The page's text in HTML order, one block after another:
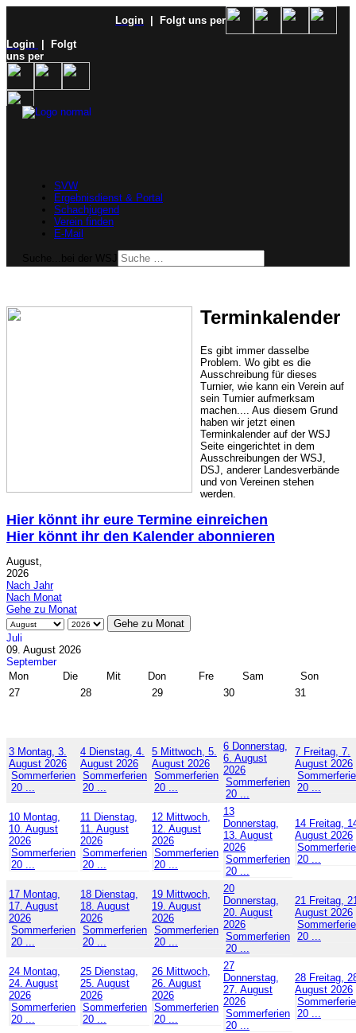
Login
| Folgt uns per
Login
| Folgt
uns per
SVW
Ergebnisdienst & Portal
Schachjugend
Verein finden
E-Mail
Terminkalender
Es gibt immer dasselbe
Problem. Wo gibt es die
Ausschreibung für dieses
Turnier, wie kann ein Verein auf
sein Turnier aufmerksam
machen.... Aus diesem Grund
haben wir jetzt einen
Terminkalender auf der WSJ
Seite eingerichtet in dem
Ausschreibungen der WSJ,
DSJ, anderer Landesverbände
und von Vereinen stehen
werden.
Hier könnt ihr eure Termine einreichen
Hier könnt ihr den Kalender abonnieren
August,
2026
Nach Jahr
Nach Monat
Gehe zu Monat
Gehe zu Monat
Juli
09. August 2026
September
Mon
Die Mit Don Fre Sam
Son
27
28 29 30 31
3 Montag, 3.
August 2026
Sommerferien
20 ...
4 Dienstag, 4.
August 2026
Sommerferien
20 ...
5 Mittwoch, 5.
August 2026
Sommerferien
20 ...
6 Donnerstag,
6. August
2026
Sommerferien
20 ...
7 Freitag, 7.
August 2026
20 ...
10 Montag,
10. August
2026
Sommerferien
20 ...
11 Dienstag,
11. August
2026
Sommerferien
20 ...
12 Mittwoch,
12. August
2026
Sommerferien
20 ...
13
Donnerstag,
13. August
2026
Sommerferien
20 ...
14 Freitag,
August 2026
20 ...
17 Montag,
17. August
2026
Sommerferien
20 ...
18 Dienstag,
18. August
2026
Sommerferien
20 ...
19 Mittwoch,
19. August
2026
Sommerferien
20 ...
20
Donnerstag,
20. August
2026
Sommerferien
20 ...
21 Freitag,
August 2026
20 ...
24 Montag,
24. August
2026
Sommerferien
20 ...
25 Dienstag,
25. August
2026
Sommerferien
20 ...
26 Mittwoch,
26. August
2026
Sommerferien
20 ...
27
Donnerstag,
27. August
2026
Sommerferien
20 ...
28 Freitag,
August 2026
20 ...